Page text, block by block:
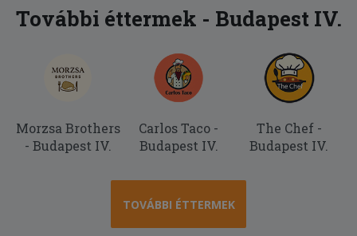
2025-08-17 - Anita:
Kicsit soká hozták ki, de nagyon finom
2025-06-06 - Krisztina:
Kifogástalan minőségű ételek, nagy
elégedettek voltunk!
Nagyon gyors szállítás, kiadós és finom
étel, megfizethetően! Ennél több nem is
További éttermek - Budapest IV.
Morzsa Brothers
- Budapest IV.
Carlos Taco -
Budapest IV.
The Chef -
Budapest IV.
TOVÁBBI ÉTTERMEK